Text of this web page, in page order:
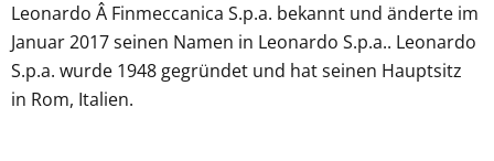
Leonardo Â Finmeccanica S.p.a. bekannt und änderte im
Januar 2017 seinen Namen in Leonardo S.p.a.. Leonardo
S.p.a. wurde 1948 gegründet und hat seinen Hauptsitz
in Rom, Italien.